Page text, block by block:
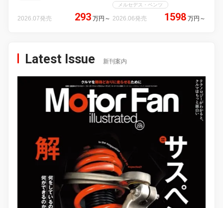
2026.07発売 293 万円 ～
メルセデス・ベンツ
2026.06発売 1598 万円 ～
Latest Issue 新刊案内